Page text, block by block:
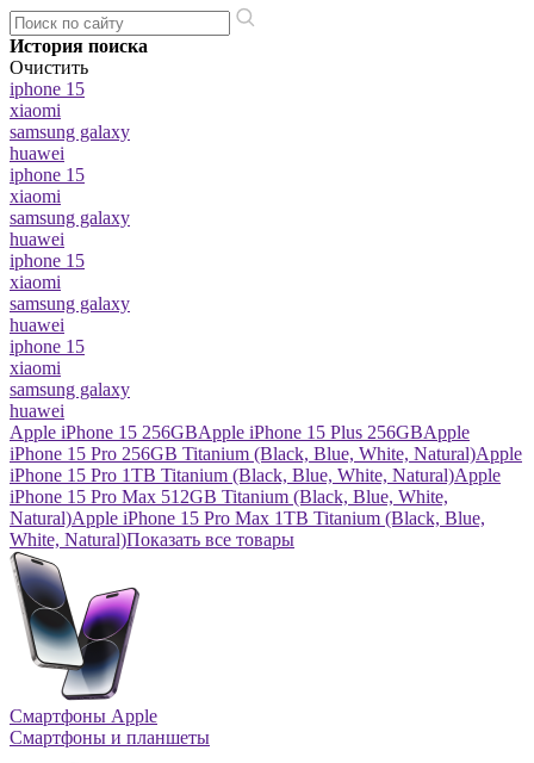
История поиска
Очистить
iphone 15
xiaomi
samsung galaxy
huawei
iphone 15
xiaomi
samsung galaxy
huawei
iphone 15
xiaomi
samsung galaxy
huawei
iphone 15
xiaomi
samsung galaxy
huawei
Apple iPhone 15 256GBApple iPhone 15 Plus 256GBApple
iPhone 15 Pro 256GB Titanium (Black, Blue, White, Natural)Apple
iPhone 15 Pro 1TB Titanium (Black, Blue, White, Natural)Apple
iPhone 15 Pro Max 512GB Titanium (Black, Blue, White,
Natural)Apple iPhone 15 Pro Max 1TB Titanium (Black, Blue,
White, Natural)Показать все товары
Смартфоны Apple
Смартфоны и планшеты